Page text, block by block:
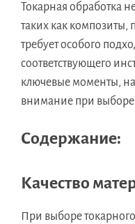
Токарная обработка
таких как композиты,
требует особого
соответствующего
ключевые моменты, на
внимание при выборе
Содержание:
Качество
При выборе